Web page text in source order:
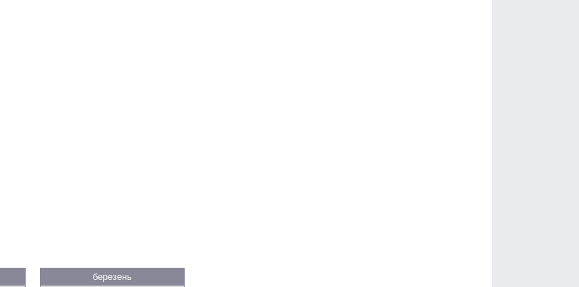
березень